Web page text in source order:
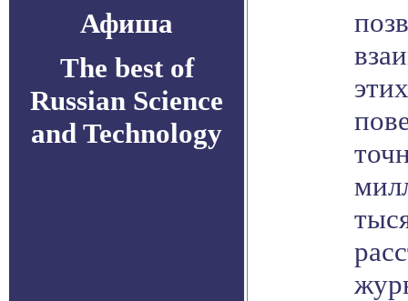
Афиша
The best of
Russian Science
and Technology